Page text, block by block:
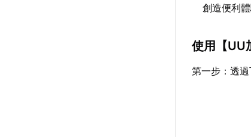
創造便利體
使用【UU
第一步：透